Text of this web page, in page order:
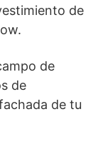
de
de
de
de tu